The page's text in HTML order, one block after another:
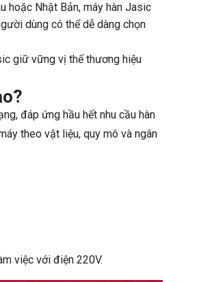
hoặc Nhật Bản, máy hàn Jasic
dùng có thể dễ dàng chọn
giữ vững vị thế thương hiệu
đáp ứng hầu hết nhu cầu hàn
theo vật liệu, quy mô và ngân
việc với điện 220V.